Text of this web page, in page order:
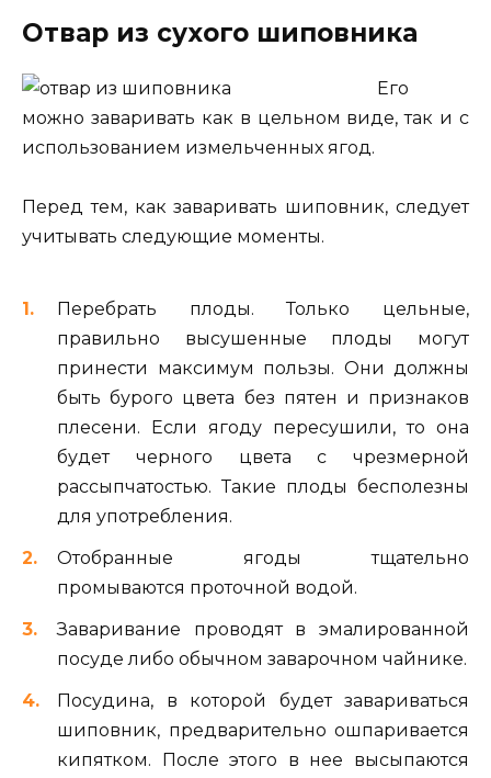
Отвар из сухого шиповника
Его
можно заваривать как в цельном виде, так и с
использованием измельченных ягод.
Перед тем, как заваривать шиповник, следует
учитывать следующие моменты.
Перебрать плоды. Только цельные,
правильно высушенные плоды могут
принести максимум пользы. Они должны
быть бурого цвета без пятен и признаков
плесени. Если ягоду пересушили, то она
будет черного цвета с чрезмерной
рассыпчатостью. Такие плоды бесполезны
для употребления.
Отобранные ягоды тщательно
промываются проточной водой.
Заваривание проводят в эмалированной
посуде либо обычном заварочном чайнике.
Посудина, в которой будет завариваться
шиповник, предварительно ошпаривается
кипятком. После этого в нее высыпаются